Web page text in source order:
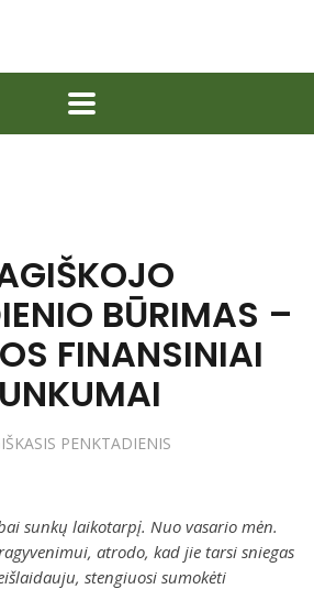
BŪRIMAS –
FINANSINIAI
PENKTADIENIS
sunkų laikotarpį. Nuo vasario mėn.
atrodo, kad jie tarsi sniegas
stengiuosi sumokėti